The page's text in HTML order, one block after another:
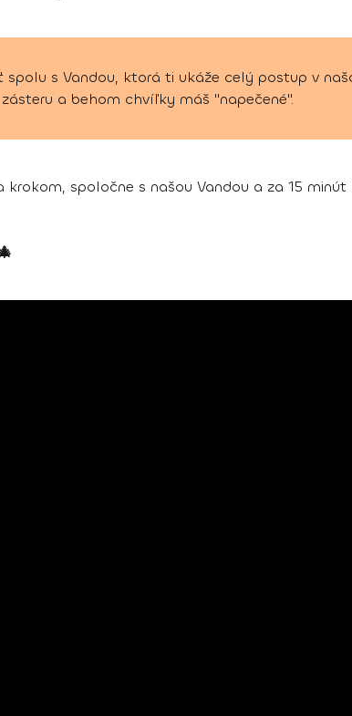
spolu s Vandou, ktorá ti ukáže celý postup v
zásteru a behom chvíľky máš "napečené".
krokom, spoločne s našou Vandou a za 15